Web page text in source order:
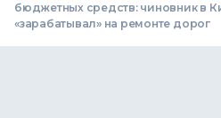
бюджетных средств: чиновник в
«зарабатывал» на ремонте дорог